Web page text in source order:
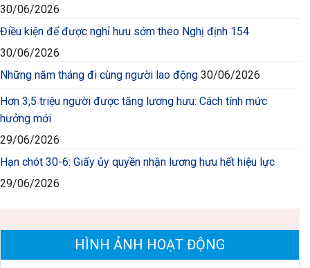
30/06/2026
Điều kiện để được nghỉ hưu sớm theo Nghị định 154
30/06/2026
Những năm tháng đi cùng người lao động 30/06/2026
Hơn 3,5 triệu người được tăng lương hưu: Cách tính mức
hưởng mới
29/06/2026
Hạn chót 30-6: Giấy ủy quyền nhận lương hưu hết hiệu lực
29/06/2026
HÌNH ẢNH HOẠT ĐỘNG